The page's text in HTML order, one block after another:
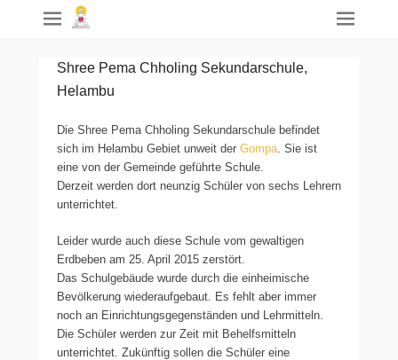
Shree Pema Chholing Sekundarschule,
Helambu
Die Shree Pema Chholing Sekundarschule befindet
sich im Helambu Gebiet unweit der Gompa. Sie ist
eine von der Gemeinde geführte Schule.
Derzeit werden dort neunzig Schüler von sechs Lehrern
unterrichtet.
Leider wurde auch diese Schule vom gewaltigen
Erdbeben am 25. April 2015 zerstört.
Das Schulgebäude wurde durch die einheimische
Bevölkerung wiederaufgebaut. Es fehlt aber immer
noch an Einrichtungsgegenständen und Lehrmitteln.
Die Schüler werden zur Zeit mit Behelfsmitteln
unterrichtet. Zukünftig sollen die Schüler eine